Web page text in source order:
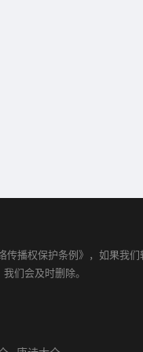
传播权保护条例》，如果我们
们会及时删除。